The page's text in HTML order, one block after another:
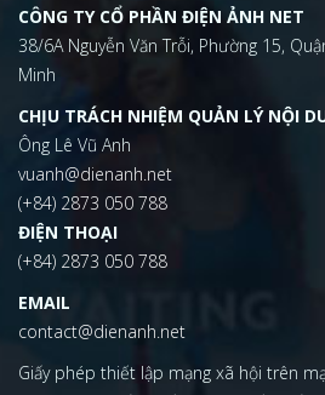
CÔNG TY CỔ PHẦN ĐIỆN ẢNH NET
38/6A Nguyễn Văn Trỗi, Phường 15,
Minh
CHỊU TRÁCH NHIỆM QUẢN LÝ NỘI
Ông Lê Vũ Anh
vuanh@dienanh.net
(+84) 2873 050 788
ĐIỆN THOẠI
(+84) 2873 050 788
EMAIL
contact@dienanh.net
Giấy phép thiết lập mạng xã hội trên